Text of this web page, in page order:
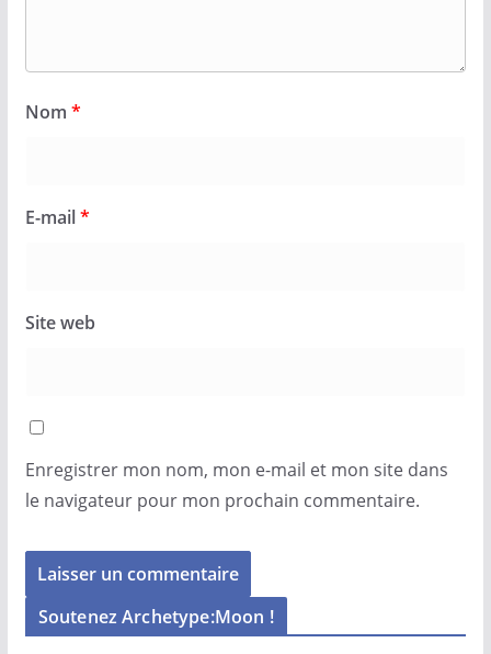
Nom *
E-mail*
Site web
Enregistrer mon nom, mon e-mail et mon site dans
le navigateur pour mon prochain commentaire.
Soutenez Archetype:Moon !